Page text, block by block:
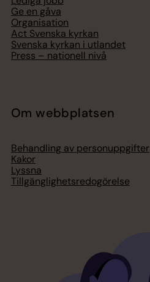
Ge en gåva
Organisation
Act Svenska kyrkan
Svenska kyrkan i utlandet
Press – nationell nivå
Om webbplatsen
Behandling av personuppgifter
Kakor
Lyssna
Tillgänglighetsredogörelse